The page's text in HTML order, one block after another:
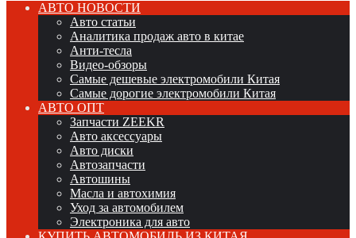
АВТО НОВОСТИ
Авто статьи
Аналитика продаж авто в китае
Анти-тесла
Видео-обзоры
Самые дешевые электромобили Китая
Самые дорогие электромобили Китая
АВТО ОПТ
Запчасти ZEEKR
Авто аксессуары
Авто диски
Автозапчасти
Автошины
Масла и автохимия
Уход за автомобилем
Электроника для авто